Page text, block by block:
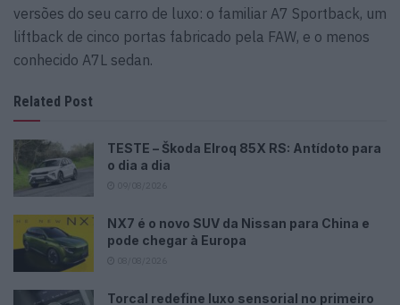
versões do seu carro de luxo: o familiar A7 Sportback, um
liftback de cinco portas fabricado pela FAW, e o menos
conhecido A7L sedan.
Related Post
TESTE – Škoda Elroq 85X RS: Antídoto para
o dia a dia
NX7 é o novo SUV da Nissan para China e
pode chegar à Europa
Torcal redefine luxo sensorial no primeiro